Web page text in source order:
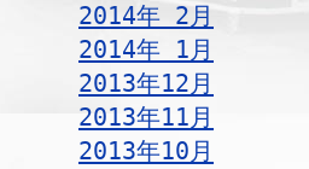
2014年 2月
2014年 1月
2013年12月
2013年11月
2013年10月